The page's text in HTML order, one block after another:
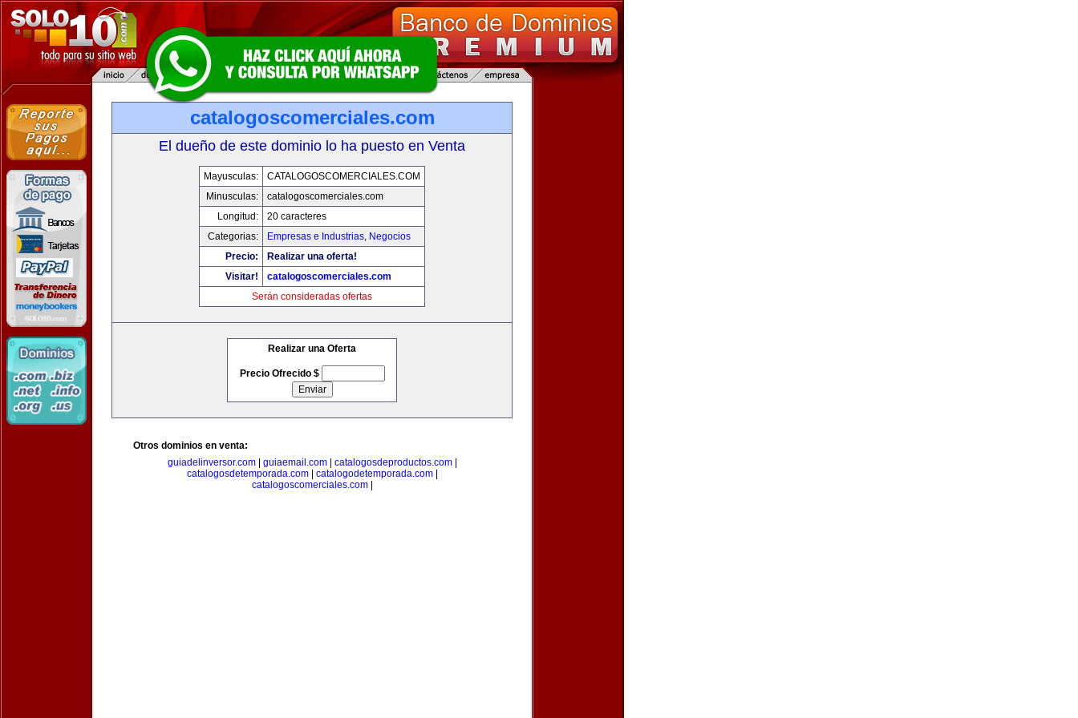
catalogoscomerciales.com
El dueño de este dominio lo ha puesto en Venta
Mayusculas:
CATALOGOSCOMERCIALES.COM
Minusculas:
catalogoscomerciales.com
Longitud:
20 caracteres
Categorias:
Empresas e Industrias, Negocios
Precio:
Realizar una oferta!
Visitar!
catalogoscomerciales.com
Serán consideradas ofertas
Realizar una Oferta
Precio Ofrecido $
Otros dominios en venta:
guiadelinversor.com| guiaemail.com| catalogosdeproductos.com|
catalogosdetemporada.com| catalogodetemporada.com|
catalogoscomerciales.com|